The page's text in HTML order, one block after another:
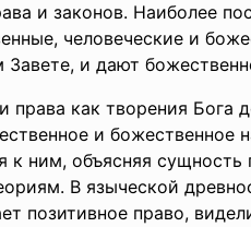
и законов. Наиболее
человеческие и
и дают
права как творения
и божественное
ним, объясняя
В языческой
позитивное право,